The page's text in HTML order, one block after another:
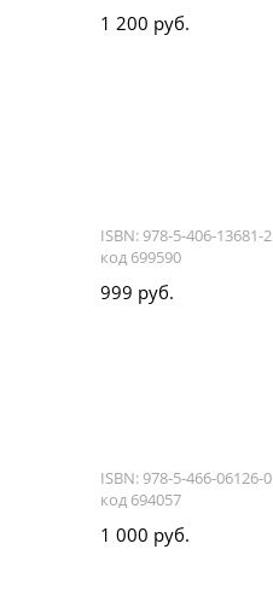
1 200 руб.
ISBN: 978-5-406-13681-2
код 699590
999 руб.
ISBN: 978-5-466-06126-0
код 694057
1 000 руб.